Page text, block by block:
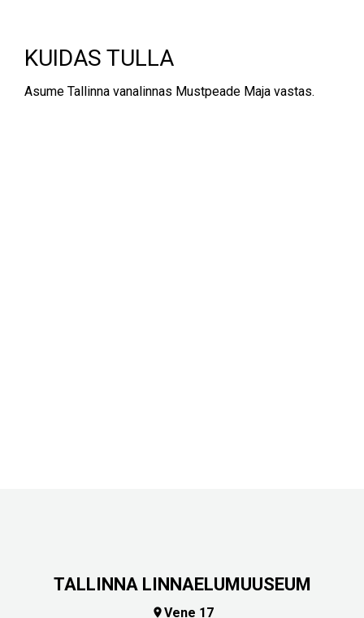
KUIDAS TULLA
Asume Tallinna vanalinnas Mustpeade Maja vastas.
TALLINNA LINNAELUMUUSEUM
Vene 17